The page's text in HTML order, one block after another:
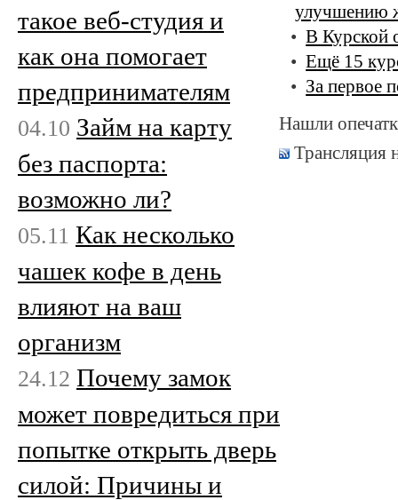
улучшению
В Курской
Ещё 15
За первое
Нашли
Трансляция
такое веб-студия и
как она помогает
предпринимателям
04.10 Займ на карту
без паспорта:
возможно ли?
05.11 Как несколько
чашек кофе в день
влияют на ваш
организм
24.12 Почему замок
может повредиться при
попытке открыть дверь
силой: Причины и